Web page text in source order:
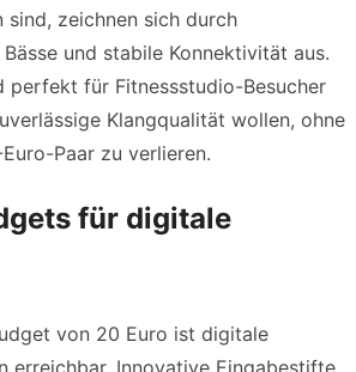
zeichnen sich durch
und stabile Konnektivität aus.
perfekt für Fitnessstudio-Besucher
Klangqualität wollen, ohne
Paar zu verlieren.
für digitale
von 20 Euro ist digitale